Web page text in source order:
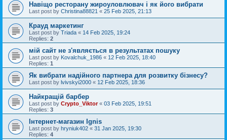
Навіщо ресторану жироуловлювач і як його вибрати
Last post by Christina88821 « 25 Feb 2025, 21:13
Крауд маркетинг
Last post by Triada « 14 Feb 2025, 19:24
Replies: 2
мій сайт не з'являється в результатах пошуку
Last post by Kovalchuk_1986 « 12 Feb 2025, 18:40
Replies: 1
Як вибрати надійного партнера для розвитку бізнесу?
Last post by lvivskyi2000 « 12 Feb 2025, 18:36
Найкращій барбер
Last post by Crypto_Viktor« 03 Feb 2025, 19:51
Replies: 3
Інтернет-магазин Ignis
Last post by hryniuk402 « 31 Jan 2025, 19:30
Replies: 4